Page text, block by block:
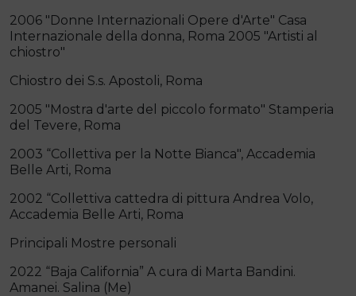
2006 "Donne Internazionali Opere d'Arte" Casa
Internazionale della donna, Roma 2005 "Artisti al
chiostro"
Chiostro dei S.s. Apostoli, Roma
2005 "Mostra d'arte del piccolo formato" Stamperia
del Tevere, Roma
2003 “Collettiva per la Notte Bianca", Accademia
Belle Arti, Roma
2002 “Collettiva cattedra di pittura Andrea Volo,
Accademia Belle Arti, Roma
Principali Mostre personali
2022 “Baja California” A cura di Marta Bandini.
Amanei. Salina (Me)